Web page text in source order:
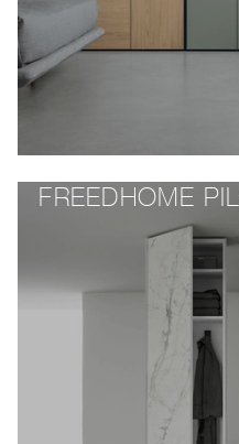
FREEDHOME